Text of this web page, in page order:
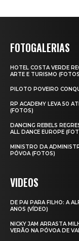
FOTOGALERIAS
HOTEL COSTA VERDE
ARTE E TURISMO
PILOTO POVEIRO
RP ACADEMY LEVA 50
(FOTOS)
DANCING REBELS
ALL DANCE EUROPE
MINISTRO DA
PÓVOA (FOTOS)
VIDEOS
DE PAI PARA FILHO: A
ANOS (VÍDEO)
NICKY JAM ARRASTA
VERÃO NA PÓVOA DE